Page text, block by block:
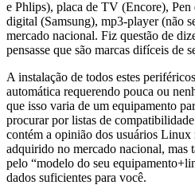
e Phlips), placa de TV (Encore),
digital (Samsung), mp3-player (não
mercado nacional. Fiz questão de
pensasse que são marcas difíceis de
A instalação de todos estes
automática requerendo pouca ou
que isso varia de um equipamento
procurar por listas de
contém a opinião dos usuários
adquirido no mercado nacional, mas
pelo “modelo do seu
dados suficientes para você.